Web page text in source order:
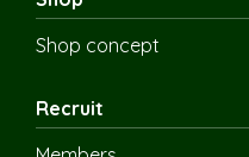
Shop concept
Recruit